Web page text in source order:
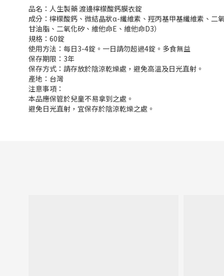
品名：人生製藥 渡邊檸檬酸鈣膜衣錠
成分：檸檬酸鈣、微結晶狀α-纖維素、羥丙基甲基纖維素、二
甘油脂、二氧化矽、維他命E、維他命D3）
規格：60錠
使用方法：每日3-4錠。一日請勿超過4錠。多食無益
保存期限：3年
保存方式：請存放於陰涼乾燥處，避免高溫及日光直射。
產地：台灣
注意事項：
本品應保管於兒童不易拿到之處。
避免日光直射，宜保存於陰涼乾燥之處。